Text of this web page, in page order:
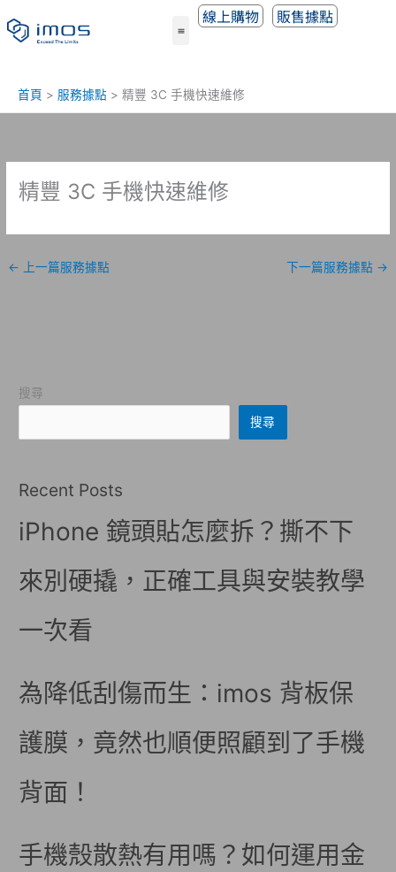
至
線上購物 販售據點
首頁 服務據點 精豐 3C 手機快速維修
精豐 3C 手機快速維修
← 上一篇服務據點 下一篇服務據點 →
搜尋
搜尋
Recent Posts
iPhone 鏡頭貼怎麼拆？撕不下
來別硬撬，正確工具與安裝教學
一次看
為降低刮傷而生：imos 背板保
護膜，竟然也順便照顧到了手機
背面！
手機殼散熱有用嗎？如何運用金